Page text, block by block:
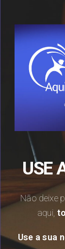
USE
Não deixe
aqui,
Use a sua